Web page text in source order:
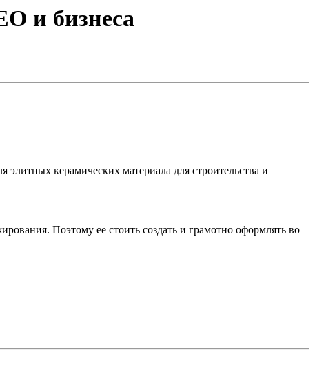
и бизнеса
керамических материала для строительства и
Поэтому ее стоить создать и грамотно оформлять во